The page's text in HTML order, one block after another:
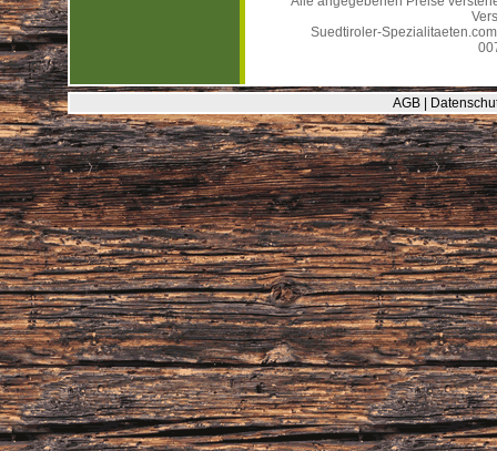
Suedtiroler-
AGB|